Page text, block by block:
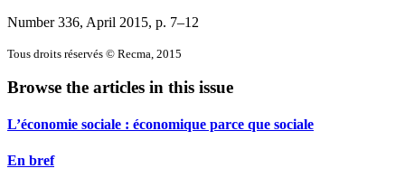
Number 336, April 2015, p. 7–12
Tous droits réservés © Recma, 2015
Browse the articles in this issue
L’économie sociale : économique parce que sociale
En bref